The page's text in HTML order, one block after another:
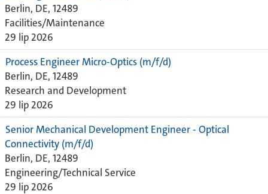
Berlin, DE, 12489
Facilities/Maintenance
29 lip 2026
Process Engineer Micro-Optics (m/f/d)
Berlin, DE, 12489
Research and Development
29 lip 2026
Senior Mechanical Development Engineer - Optical
Connectivity (m/f/d)
Berlin, DE, 12489
Engineering/Technical Service
29 lip 2026